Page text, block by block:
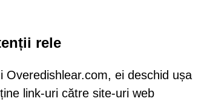
rele
ei deschid ușa
link-uri către site-uri web